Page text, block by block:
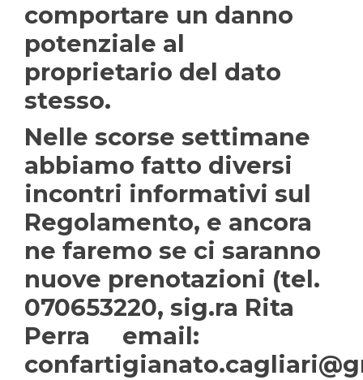
comportare un danno
potenziale al
proprietario del dato
stesso.
Nelle scorse settimane
abbiamo fatto diversi
incontri informativi sul
Regolamento, e ancora
ne faremo se ci saranno
nuove prenotazioni (tel.
070653220, sig.ra Rita
Perra email: